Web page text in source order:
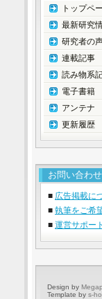
トップペ
最新研究
研究者の
連載記事
読み物系
電子書籍
アンテナ
更新履歴
お問い合わせ
■ 広告掲載に
■ 執筆をご希
■ 運営サポー
Design by
Template by s-